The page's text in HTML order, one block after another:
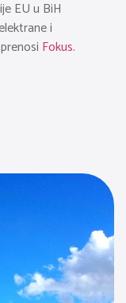
EU u BiH
i
Fokus.